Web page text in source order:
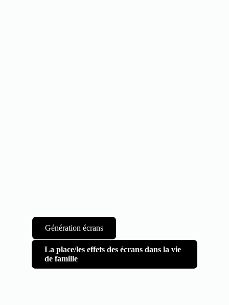
La place/les effets des écrans dans la vie
de famille
Génération écrans